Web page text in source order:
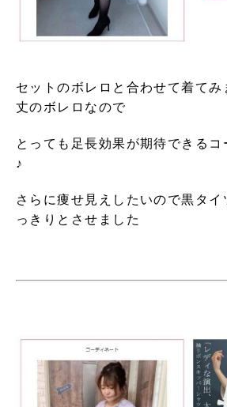
セットのボレロと合わせて着てみ
丈のボレロなので
とっても足長効果が期待できるコ
♪
さらに痩せ見えしたいので黒タイ
っきりとさせました